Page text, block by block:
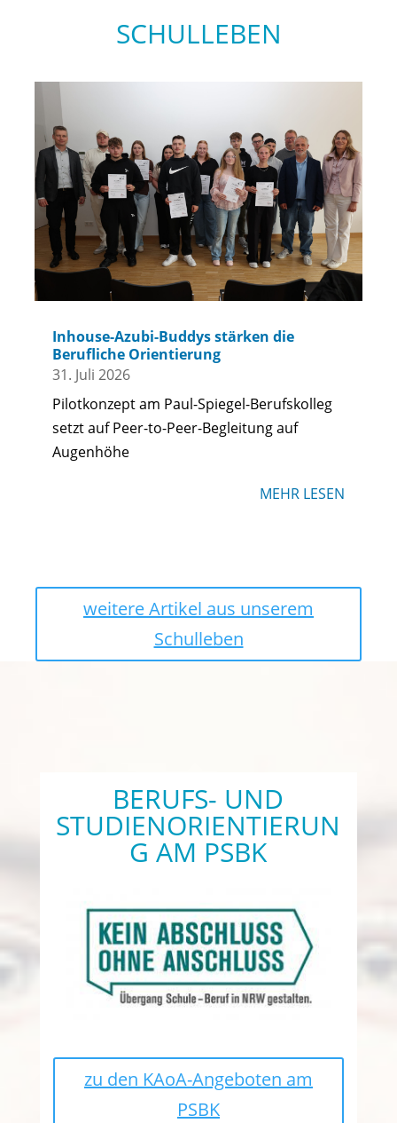
SCHULLEBEN
Inhouse-Azubi-Buddys stärken die
Berufliche Orientierung
31. Juli 2026
Pilotkonzept am Paul-Spiegel-Berufskolleg
setzt auf Peer-to-Peer-Begleitung auf
Augenhöhe
MEHR LESEN
weitere Artikel aus unserem
Schulleben
BERUFS- UND
STUDIENORIENTIERUN
G AM PSBK
zu den KAoA-Angeboten am
PSBK